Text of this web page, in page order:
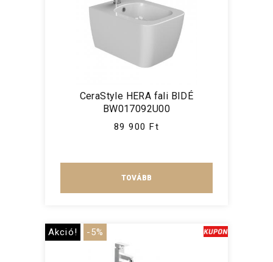
CeraStyle HERA fali BIDÉ
BW017092U00
89 900 Ft
TOVÁBB
Akció! -5%